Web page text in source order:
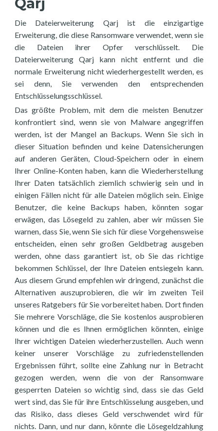
Die Dateierweiterung Qarj ist die einzigartige
Erweiterung, die diese Ransomware verwendet, wenn sie
die Dateien ihrer Opfer verschlüsselt. Die
Dateierweiterung Qarj kann nicht entfernt und die
normale Erweiterung nicht wiederhergestellt werden, es
sei denn, Sie verwenden den entsprechenden
Entschlüsselungsschlüssel.
Das größte Problem, mit dem die meisten Benutzer
konfrontiert sind, wenn sie von Malware angegriffen
werden, ist der Mangel an Backups. Wenn Sie sich in
dieser Situation befinden und keine Datensicherungen
auf anderen Geräten, Cloud-Speichern oder in einem
Ihrer Online-Konten haben, kann die Wiederherstellung
Ihrer Daten tatsächlich ziemlich schwierig sein und in
einigen Fällen nicht für alle Dateien möglich sein. Einige
Benutzer, die keine Backups haben, könnten sogar
erwägen, das Lösegeld zu zahlen, aber wir müssen Sie
warnen, dass Sie, wenn Sie sich für diese Vorgehensweise
entscheiden, einen sehr großen Geldbetrag ausgeben
werden, ohne dass garantiert ist, ob Sie das richtige
bekommen Schlüssel, der Ihre Dateien entsiegeln kann.
Aus diesem Grund empfehlen wir dringend, zunächst die
Alternativen auszuprobieren, die wir im zweiten Teil
unseres Ratgebers für Sie vorbereitet haben. Dort finden
Sie mehrere Vorschläge, die Sie kostenlos ausprobieren
können und die es Ihnen ermöglichen könnten, einige
Ihrer wichtigen Dateien wiederherzustellen. Auch wenn
keiner unserer Vorschläge zu zufriedenstellenden
Ergebnissen führt, sollte eine Zahlung nur in Betracht
gezogen werden, wenn die von der Ransomware
gesperrten Dateien so wichtig sind, dass sie das Geld
wert sind, das Sie für ihre Entschlüsselung ausgeben, und
das Risiko, dass dieses Geld verschwendet wird für
nichts. Dann, und nur dann, könnte die Lösegeldzahlung